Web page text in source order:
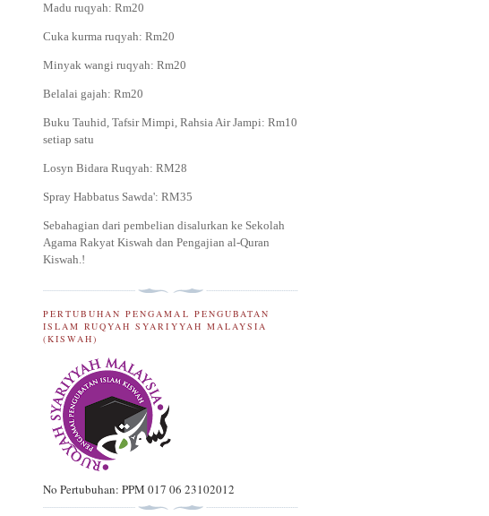
Madu ruqyah: Rm20
Cuka kurma ruqyah: Rm20
Minyak wangi ruqyah: Rm20
Belalai gajah: Rm20
Buku Tauhid, Tafsir Mimpi, Rahsia Air Jampi: Rm10
setiap satu
Losyn Bidara Ruqyah: RM28
Spray Habbatus Sawda': RM35
Sebahagian dari pembelian disalurkan ke Sekolah
Agama Rakyat Kiswah dan Pengajian al-Quran
Kiswah.!
PERTUBUHAN PENGAMAL PENGUBATAN
ISLAM RUQYAH SYARIYYAH MALAYSIA
(KISWAH)
No Pertubuhan: PPM 017 06 23102012